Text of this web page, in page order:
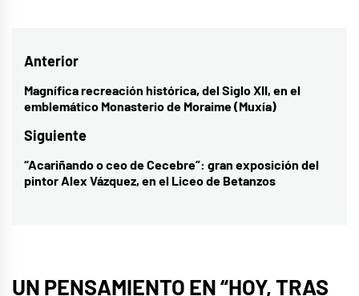
Navegación
de
Anterior
Entrada
anterior:
Magnífica recreación histórica, del Siglo XII, en el
emblemático Monasterio de Moraime (Muxía)
Siguiente
Entrada
siguiente:
“Acariñando o ceo de Cecebre”: gran exposición del
pintor Alex Vázquez, en el Liceo de Betanzos
UN PENSAMIENTO EN “HOY, TRAS